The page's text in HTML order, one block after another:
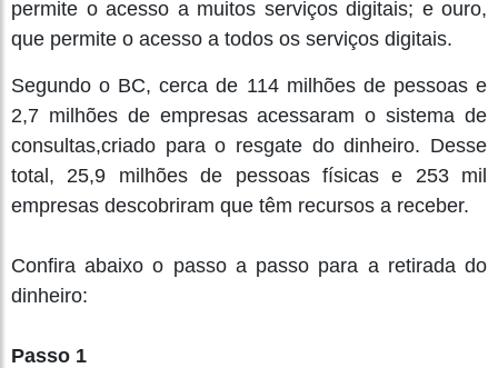
permite o acesso a muitos serviços digitais; e ouro,
que permite o acesso a todos os serviços digitais.
Segundo o BC, cerca de 114 milhões de pessoas e
2,7 milhões de empresas acessaram o sistema de
consultas,criado para o resgate do dinheiro. Desse
total, 25,9 milhões de pessoas físicas e 253 mil
empresas descobriram que têm recursos a receber.
Confira abaixo o passo a passo para a retirada do
dinheiro:
Passo 1